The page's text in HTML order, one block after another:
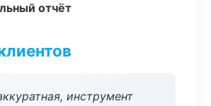
отчёт
инструмент